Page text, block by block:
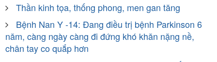
Thần kinh tọa, thống phong, men gan tăng
Bệnh Nan Y -14: Đang điều trị bệnh Parkinson 6
năm, càng ngày càng đi đứng khó khăn nặng nề,
chân tay co quắp hơn